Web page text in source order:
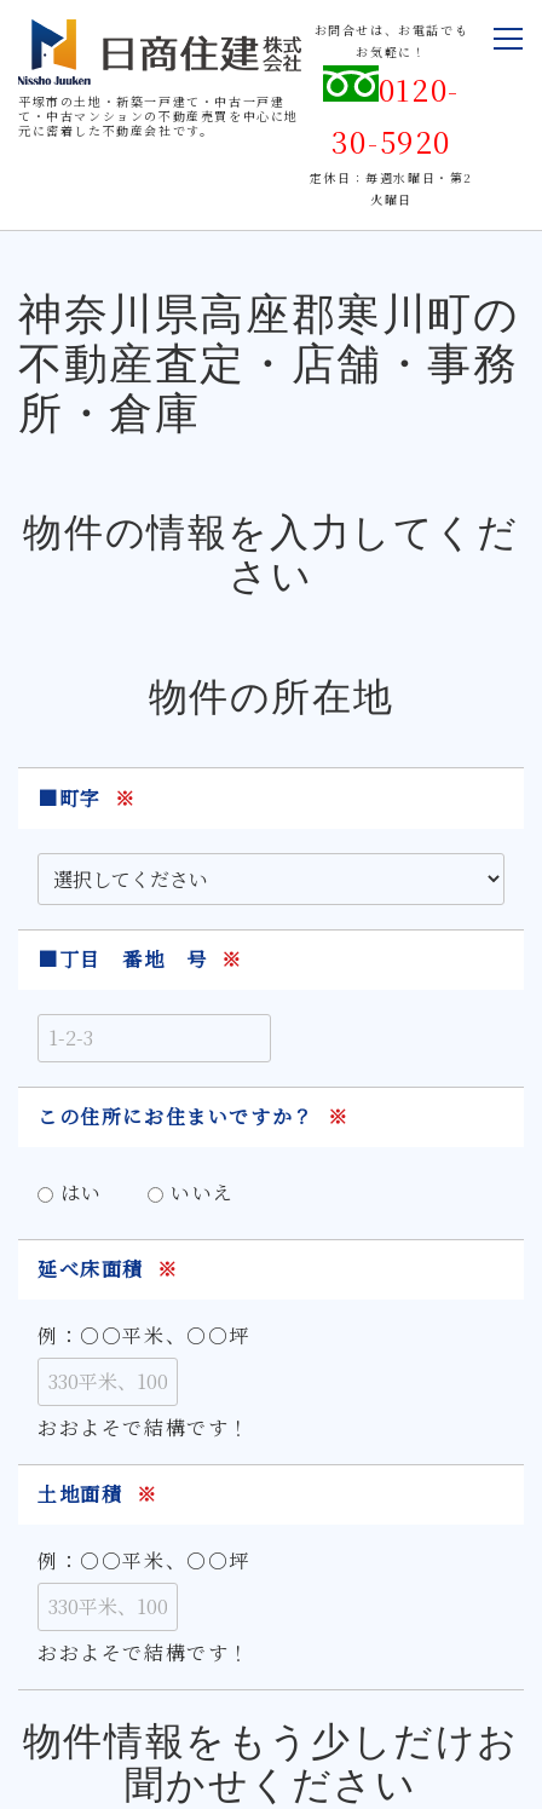
平塚市の土地・新築一戸建て・中古一戸建
て・中古マンションの不動産売買を中心に地
元に密着した不動産会社です。
お問合せは、お電話でも
お気軽に！
0120-
30-5920
定休日：毎週水曜日・第2
火曜日
神奈川県高座郡寒川町の
不動産査定・店舗・事務
所・倉庫
物件の情報を入力してくだ
さい
物件の所在地
■町字 ※
■丁目 番地 号 ※
この住所にお住まいですか？ ※
はい いいえ
延べ床面積 ※
例：○○平米、○○坪
おおよそで結構です！
土地面積 ※
例：○○平米、○○坪
おおよそで結構です！
物件情報をもう少しだけお
聞かせください